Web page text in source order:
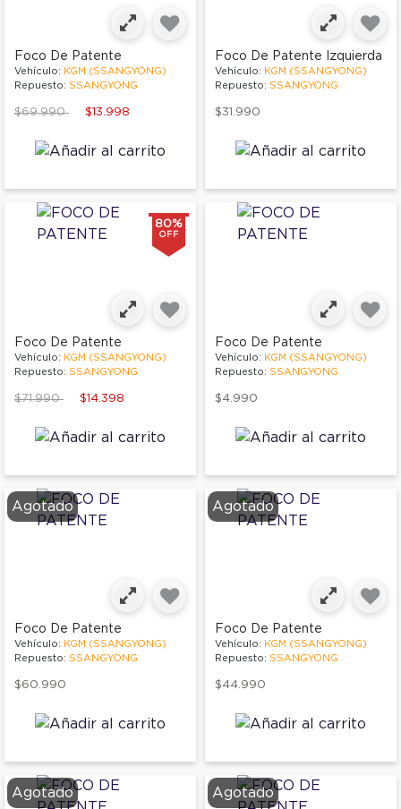
Foco De Patente
Vehículo: KGM (SSANGYONG)
Repuesto: SSANGYONG
Price reduced from
$69.990to $13.998
Foco De Patente Izquierda
Vehículo: KGM (SSANGYONG)
Repuesto: SSANGYONG
$31.990
80%
OFF
Foco De Patente
Vehículo: KGM (SSANGYONG)
Repuesto: SSANGYONG
Price reduced from
$71.990to $14.398
Foco De Patente
Vehículo: KGM (SSANGYONG)
Repuesto: SSANGYONG
$4.990
Agotado
Foco De Patente
Vehículo: KGM (SSANGYONG)
Repuesto: SSANGYONG
$60.990
Agotado
Foco De Patente
Vehículo: KGM (SSANGYONG)
Repuesto: SSANGYONG
$44.990
Agotado Agotado